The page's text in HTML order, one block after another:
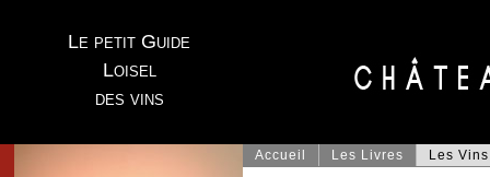
Le petit Guide
Loisel
des vins
Accueil Les Livres Les Vins